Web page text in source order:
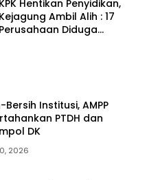
KPK Hentikan Penyidikan,
Kejagung Ambil Alih : 17
Perusahaan Diduga
Institusi, AMPP
PTDH dan
DK
2026